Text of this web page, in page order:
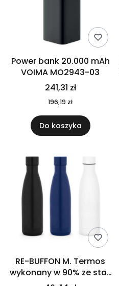
Power bank 20.000 mAh
VOIMA MO2943-03
241,31 zł
196,19 zł
Do koszyka
RE-BUFFON M. Termos
wykonany w 90% ze stali